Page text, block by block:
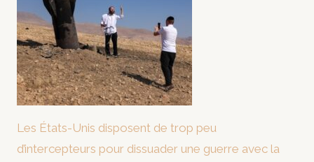
Les États-Unis disposent de trop peu
d’intercepteurs pour dissuader une guerre avec la